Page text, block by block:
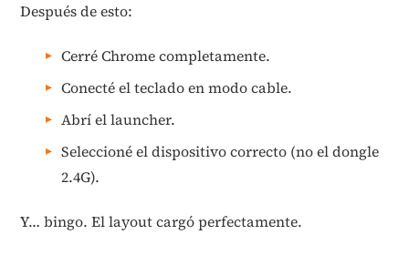
Después de esto:
Cerré Chrome completamente.
Conecté el teclado en modo cable.
Abrí el launcher.
Seleccioné el dispositivo correcto (no el dongle
2.4G).
Y… bingo. El layout cargó perfectamente.